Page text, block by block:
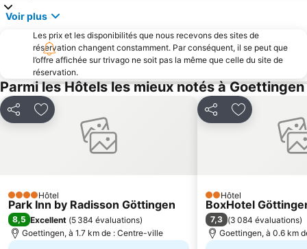
Voir plus
Les prix et les disponibilités que nous recevons des sites de
réservation changent constamment. Par conséquent, il se peut que
l’offre affichée sur trivago ne soit pas la même que celle du site de
réservation.
Parmi les Hôtels les mieux notés à Goettingen
PartagerAjouter à mes favoris
4 ÉtoilesHôtel
Park Inn by Radisson Göttingen
8,5 Excellent (5 384 évaluations)
Goettingen, à 1.7 km de : Centre-ville
PartagerAjouter à
2 Étoiles
Hôtel
BoxHotel
7,3 (3 084 évaluations)
Goettingen, à 0.6 km